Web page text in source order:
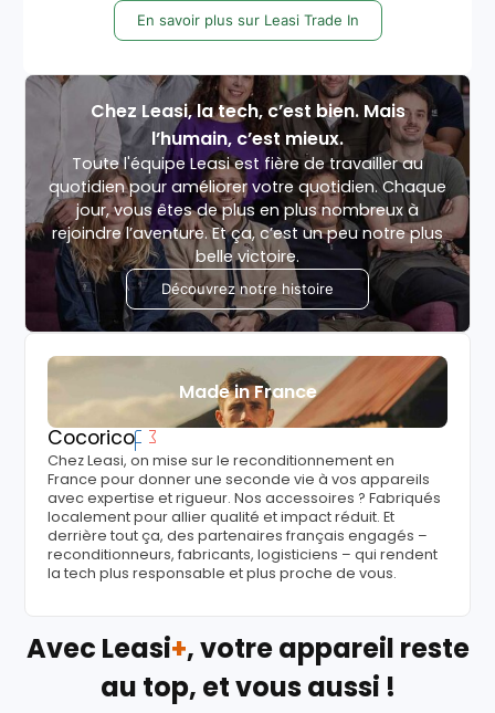
En savoir plus sur Leasi Trade In
Chez Leasi, la tech, c’est bien. Mais
l’humain, c’est mieux.
Toute l'équipe Leasi est fière de travailler au
quotidien pour améliorer votre quotidien. Chaque
jour, vous êtes de plus en plus nombreux à
rejoindre l’aventure. Et ça, c’est un peu notre plus
belle victoire.
Découvrez notre histoire
Made in France
Cocorico
Chez Leasi, on mise sur le reconditionnement en
France pour donner une seconde vie à vos appareils
avec expertise et rigueur. Nos accessoires ? Fabriqués
localement pour allier qualité et impact réduit. Et
derrière tout ça, des partenaires français engagés –
reconditionneurs, fabricants, logisticiens – qui rendent
la tech plus responsable et plus proche de vous.
Avec Leasi+, votre appareil reste
au top, et vous aussi !